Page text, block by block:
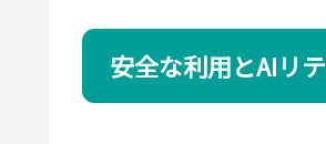
安全な利用とAIリ